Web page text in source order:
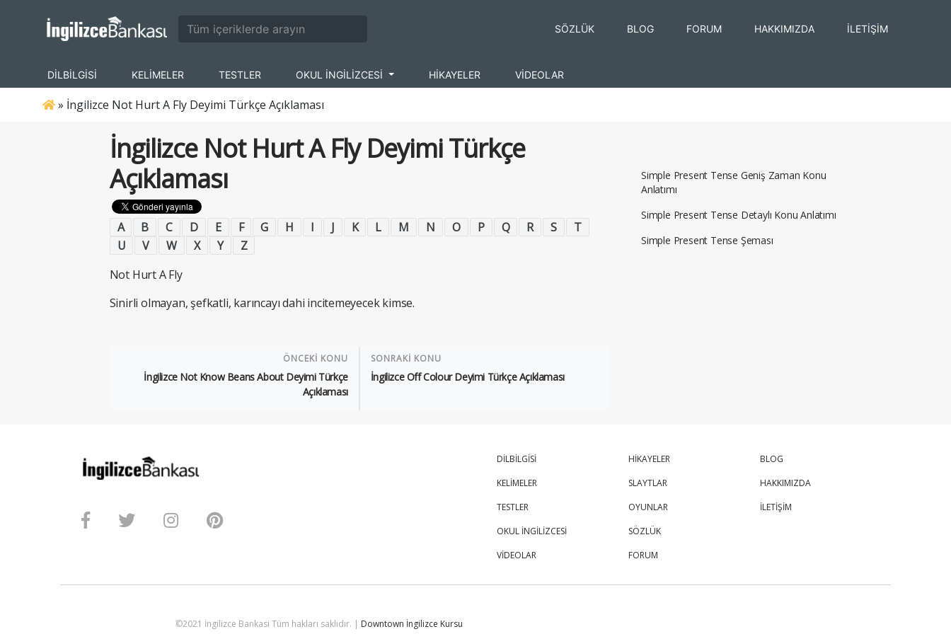
SÖZLÜK BLOG FORUM HAKKIMIZDA İLETİŞİM
DİLBİLGİSİ KELİMELER TESTLER OKUL İNGİLİZCESİ HİKAYELER VİDEOLAR
» İngilizce Not Hurt A Fly Deyimi Türkçe Açıklaması
İngilizce Not Hurt A Fly Deyimi Türkçe
Açıklaması
A B C D E F G H I J K L M N O P Q R S
T
U
V W X Y
Z
Not Hurt A Fly
Sinirli olmayan, şefkatli, karıncayı dahi incitemeyecek kimse.
ÖNCEKİ KONU
İngilizce Not Know Beans About Deyimi Türkçe
Açıklaması
SONRAKİ KONU
İngilizce Off Colour Deyimi Türkçe Açıklaması
Simple Present Tense Geniş Zaman Konu
Anlatımı
Simple Present Tense Detaylı Konu Anlatımı
Simple Present Tense Şeması
DİLBİLGİSİ
KELİMELER
TESTLER
OKUL İNGİLİZCESİ
VİDEOLAR
HİKAYELER
SLAYTLAR
OYUNLAR
SÖZLÜK
FORUM
BLOG
HAKKIMIZDA
İLETİŞİM
©2021 İngilizce Bankasi Tüm hakları saklıdır. | Downtown İngilizce Kursu